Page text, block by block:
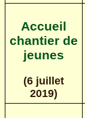
Accueil
chantier de
jeunes
(6 juillet
2019)